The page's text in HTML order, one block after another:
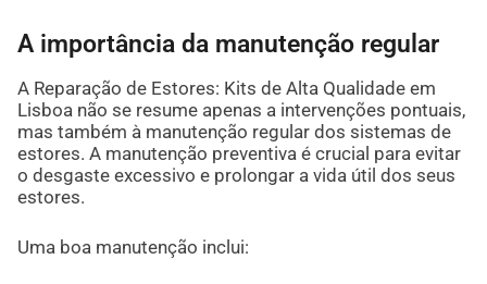
A importância da manutenção regular
A Reparação de Estores: Kits de Alta Qualidade em
Lisboa não se resume apenas a intervenções pontuais,
mas também à manutenção regular dos sistemas de
estores. A manutenção preventiva é crucial para evitar
o desgaste excessivo e prolongar a vida útil dos seus
estores.
Uma boa manutenção inclui: